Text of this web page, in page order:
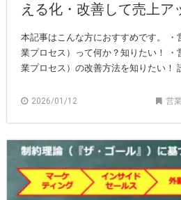
える化・改善して売上ア
本記事はこんな方におすすめです。
業プロセス）って何か？知りたい！
業プロセス）の改善方法を知りたい！
2026/01/12 営業